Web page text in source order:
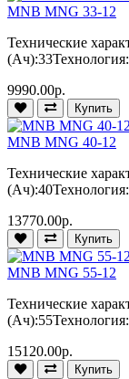
MNB MNG 33-12
Технические
9990.00р.
Купить
MNB MNG 40-12
Технические
13770.00р.
Купить
MNB MNG 55-12
Технические
15120.00р.
Купить